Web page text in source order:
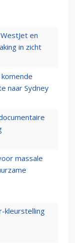
en
in zicht
naar Sydney
massale
kleurstelling